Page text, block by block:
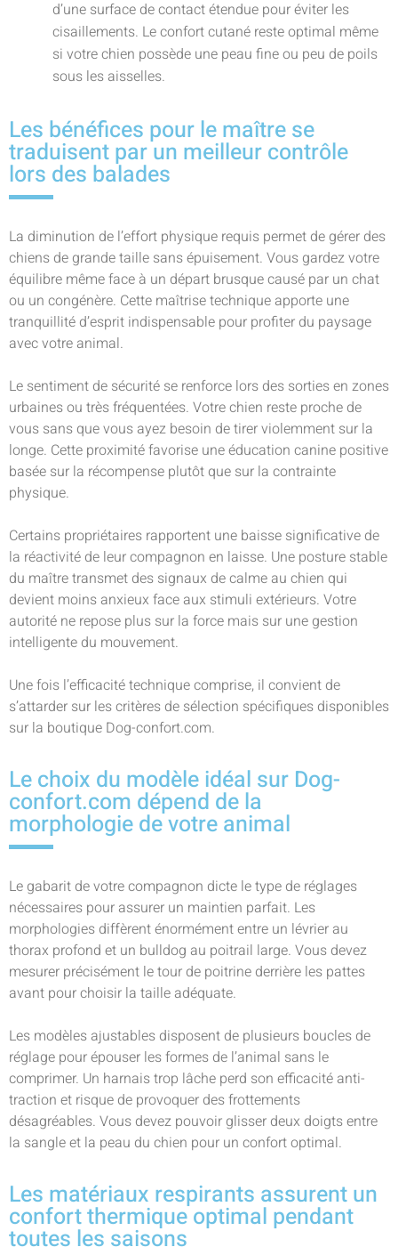
d’une surface de contact étendue pour éviter les
cisaillements. Le confort cutané reste optimal même
si votre chien possède une peau fine ou peu de poils
sous les aisselles.
Les bénéfices pour le maître se
traduisent par un meilleur contrôle
lors des balades
La diminution de l’effort physique requis permet de gérer des
chiens de grande taille sans épuisement. Vous gardez votre
équilibre même face à un départ brusque causé par un chat
ou un congénère. Cette maîtrise technique apporte une
tranquillité d’esprit indispensable pour profiter du paysage
avec votre animal.
Le sentiment de sécurité se renforce lors des sorties en zones
urbaines ou très fréquentées. Votre chien reste proche de
vous sans que vous ayez besoin de tirer violemment sur la
longe. Cette proximité favorise une éducation canine positive
basée sur la récompense plutôt que sur la contrainte
physique.
Certains propriétaires rapportent une baisse significative de
la réactivité de leur compagnon en laisse. Une posture stable
du maître transmet des signaux de calme au chien qui
devient moins anxieux face aux stimuli extérieurs. Votre
autorité ne repose plus sur la force mais sur une gestion
intelligente du mouvement.
Une fois l’efficacité technique comprise, il convient de
s’attarder sur les critères de sélection spécifiques disponibles
sur la boutique Dog-confort.com.
Le choix du modèle idéal sur Dog-
confort.com dépend de la
morphologie de votre animal
Le gabarit de votre compagnon dicte le type de réglages
nécessaires pour assurer un maintien parfait. Les
morphologies diffèrent énormément entre un lévrier au
thorax profond et un bulldog au poitrail large. Vous devez
mesurer précisément le tour de poitrine derrière les pattes
avant pour choisir la taille adéquate.
Les modèles ajustables disposent de plusieurs boucles de
réglage pour épouser les formes de l’animal sans le
comprimer. Un harnais trop lâche perd son efficacité anti-
traction et risque de provoquer des frottements
désagréables. Vous devez pouvoir glisser deux doigts entre
la sangle et la peau du chien pour un confort optimal.
Les matériaux respirants assurent un
confort thermique optimal pendant
toutes les saisons